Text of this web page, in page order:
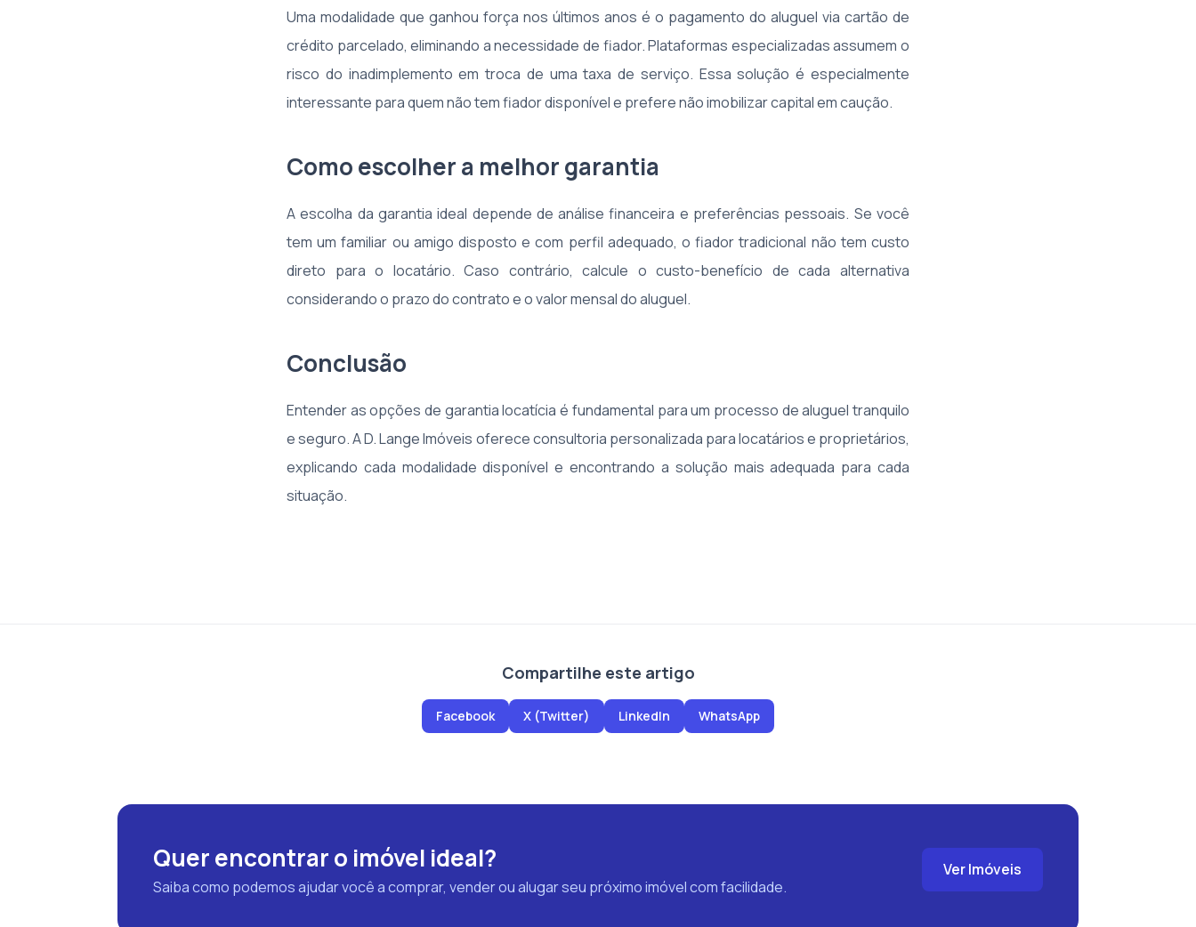
Uma modalidade que ganhou força nos últimos anos é o pagamento do aluguel via cartão de
crédito parcelado, eliminando a necessidade de fiador. Plataformas especializadas assumem o
risco do inadimplemento em troca de uma taxa de serviço. Essa solução é especialmente
interessante para quem não tem fiador disponível e prefere não imobilizar capital em caução.
Como escolher a melhor garantia
A escolha da garantia ideal depende de análise financeira e preferências pessoais. Se você
tem um familiar ou amigo disposto e com perfil adequado, o fiador tradicional não tem custo
direto para o locatário. Caso contrário, calcule o custo-benefício de cada alternativa
considerando o prazo do contrato e o valor mensal do aluguel.
Conclusão
Entender as opções de garantia locatícia é fundamental para um processo de aluguel tranquilo
e seguro. A D. Lange Imóveis oferece consultoria personalizada para locatários e proprietários,
explicando cada modalidade disponível e encontrando a solução mais adequada para cada
situação.
Compartilhe este artigo
Facebook X (Twitter) LinkedIn WhatsApp
Quer encontrar o imóvel ideal?
Saiba como podemos ajudar você a comprar, vender ou alugar seu próximo imóvel com facilidade.
Ver Imóveis